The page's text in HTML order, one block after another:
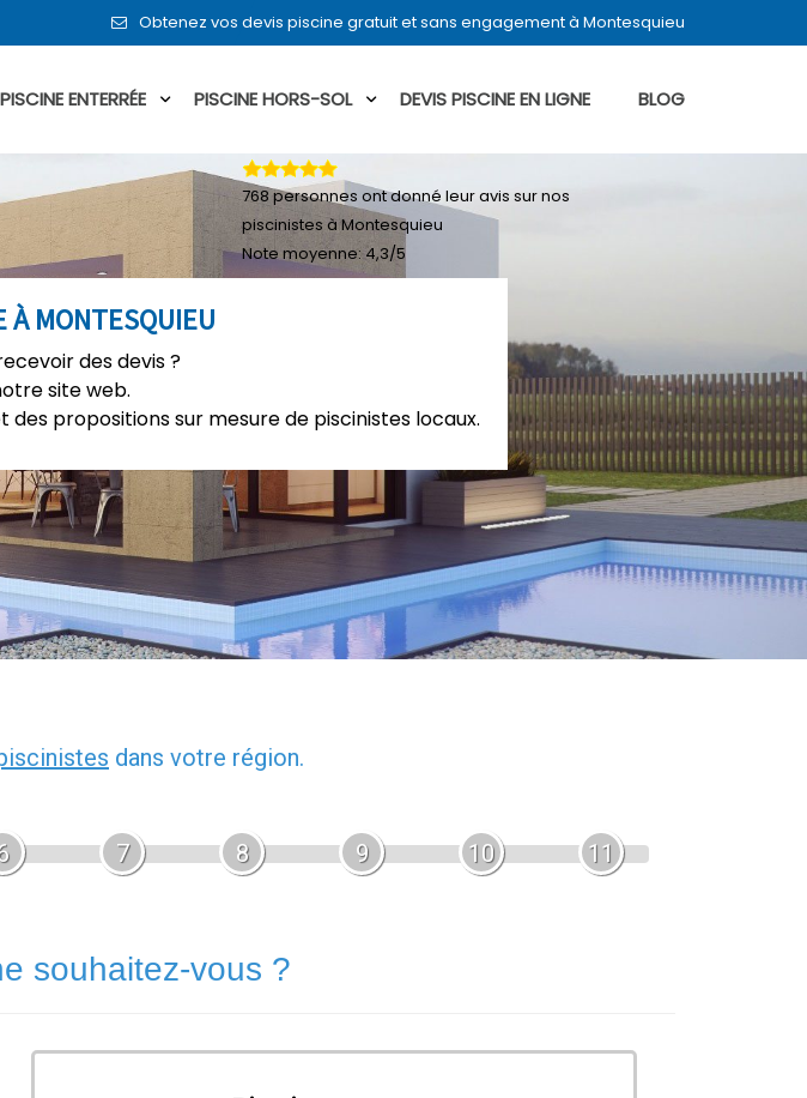
Obtenez vos devis piscine gratuit et sans engagement à Montesquieu
PISCINE ENTERRÉE PISCINE HORS-SOL DEVIS PISCINE EN LIGNE BLOG
À MONTESQUIEU
des devis ?
site web.
propositions sur mesure de piscinistes locaux.
768personnes ont donné leuravis sur nos
piscinistes à Montesquieu
Note moyenne:4,3/5
dans votre région.
7 8 9 10 11
souhaitez-vous ?